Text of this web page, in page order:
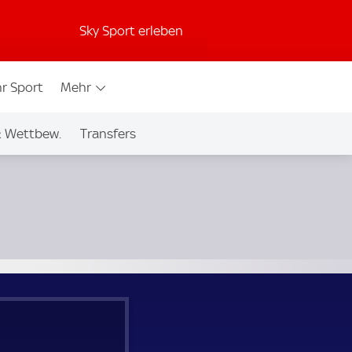
Sky Sport erleben
Sport Mehr
Wettbew. Transfers